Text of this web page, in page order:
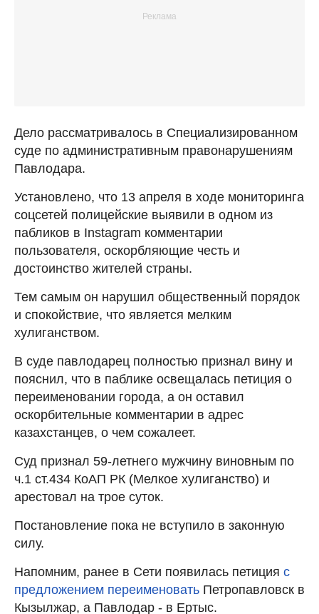
Дело рассматривалось в Специализированном
суде по административным правонарушениям
Павлодара.
Установлено, что 13 апреля в ходе мониторинга
соцсетей полицейские выявили в одном из
пабликов в Instagram комментарии
пользователя, оскорбляющие честь и
достоинство жителей страны.
Тем самым он нарушил общественный порядок
и спокойствие, что является мелким
хулиганством.
В суде павлодарец полностью признал вину и
пояснил, что в паблике освещалась петиция о
переименовании города, а он оставил
оскорбительные комментарии в адрес
казахстанцев, о чем сожалеет.
Суд признал 59-летнего мужчину виновным по
ч.1 ст.434 КоАП РК (Мелкое хулиганство) и
арестовал на трое суток.
Постановление пока не вступило в законную
силу.
Напомним, ранее в Сети появилась петиция с
предложением переименовать Петропавловск в
Кызылжар, а Павлодар - в Ертыс.